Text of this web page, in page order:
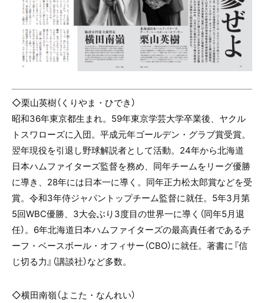
◇栗山英樹（くりやま・ひでき）
昭和36年東京都生まれ。59年東京学芸大学卒業後、ヤクル
トスワローズに入団。平成元年ゴールデン・グラブ賞受賞。
翌年現役を引退し野球解説者として活動。24年から北海道
日本ハムファイターズ監督を務め、同年チームをリーグ優勝
に導き、28年には日本一に導く。同年正力松太郎賞などを受
賞。令和3年侍ジャパントップチーム監督に就任。5年3月第
5回WBC優勝、3大会ぶり3度目の世界一に導く（同年5月退
任）。6年北海道日本ハムファイターズの最高責任者であるチ
ーフ・ベースボール・オフィサー（CBO）に就任。著書に『信
じ切る力』（講談社）など多数。
◇横田南嶺（よこた・なんれい）